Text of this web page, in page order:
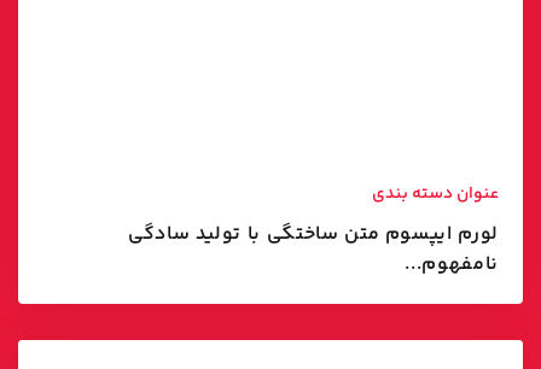
عنوان دسته بندی
لورم ایپسوم متن ساختگی با تولید سادگی
نامفهوم...